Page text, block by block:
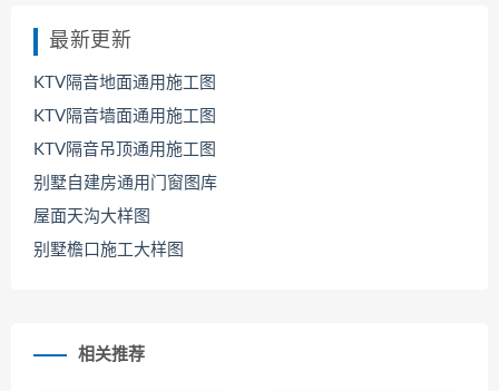
最新更新
KTV隔音地面通用施工图
KTV隔音墙面通用施工图
KTV隔音吊顶通用施工图
别墅自建房通用门窗图库
屋面天沟大样图
别墅檐口施工大样图
相关推荐